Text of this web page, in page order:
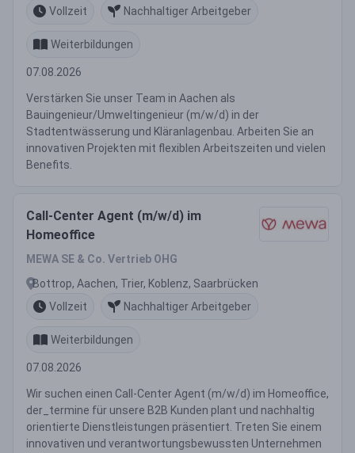
Vollzeit Nachhaltiger Arbeitgeber
Weiterbildungen
07.08.2026
Verstärken Sie unser Team in Aachen als
Bauingenieur/Umweltingenieur (m/w/d) in der
Stadtentwässerung und Kläranlagenbau. Arbeiten Sie an
innovativen Projekten mit flexiblen Arbeitszeiten und vielen
Benefits.
Call-Center Agent (m/w/d) im
Homeoffice
MEWA SE & Co. Vertrieb OHG
Bottrop, Aachen, Trier, Koblenz, Saarbrücken
Vollzeit
Nachhaltiger Arbeitgeber
Weiterbildungen
07.08.2026
Wir suchen einen Call-Center Agent (m/w/d) im Homeoffice,
der_termine für unsere B2B Kunden plant und nachhaltig
orientierte Dienstleistungen präsentiert. Treten Sie einem
innovativen und verantwortungsbewussten Unternehmen